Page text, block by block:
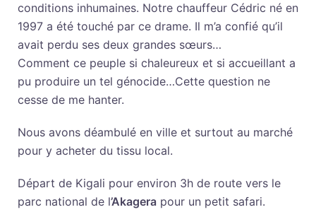
conditions inhumaines. Notre chauffeur Cédric né en
1997 a été touché par ce drame. Il m’a confié qu’il
avait perdu ses deux grandes sœurs…
Comment ce peuple si chaleureux et si accueillant a
pu produire un tel génocide…Cette question ne
cesse de me hanter.
Nous avons déambulé en ville et surtout au marché
pour y acheter du tissu local.
Départ de Kigali pour environ 3h de route vers le
parc national de l’Akagera pour un petit safari.